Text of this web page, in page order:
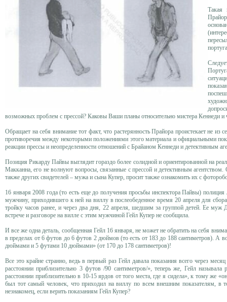
Такая
возможных проблем с прессой? Каковы Ваши планы относительно мистера Кеннеди и
Обращает на себя внимание тот факт, что растерянность Прайора проистекает не
противоречия между некоторыми положениями этого материала и официальными
реакции прессы и неопределенности отношений с Брайаном Кеннеди и детективным
Позиция Рикарду Пайвы выглядит гораздо более солидной и ориентированной на
Макканна, его не волнуют вопросы, связанные с прессой и детективным
также других свидетелей – мужа и сына Купер, просит также ознакомить их с
16 января 2008 года (то есть еще до получения просьбы инспектора Пайвы)
мужчину, приходившего к ней на виллу в послеобеденное время 20 апреля для
тройку часов ранее, и через два дня, 22 апреля, шедшим за группой детей. Ее муж
встрече и разговоре на вилле с этим мужчиной Гейл Купер не сообщила.
И все же одна деталь, сообщенная Гейл 16 января, не может не обратить на себя
в пределах от 6 футов до 6 футов 2 дюймов (то есть от 183 до 188 сантиметров). А
дюймами и 5 футами 10 дюймами» (от 170 до 178 сантиметров)!
Все это крайне странно, ведь в первый раз Гейл давала показания всего через
расстоянии приблизительно 3 футов /90 сантиметров/», теперь же, Гейл
расстоянии приблизительно в 10-15 ярдов от того места, где я сидела», к тому же
был тот самый человек, что приходил на виллу по всем внешним показателям, в
незнакомец, если верить показаниям Гейл Купер?